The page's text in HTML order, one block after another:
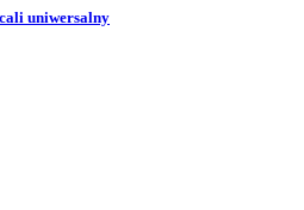
uniwersalny